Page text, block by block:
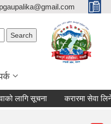
लागि सूचना करारमा सेवा लिने